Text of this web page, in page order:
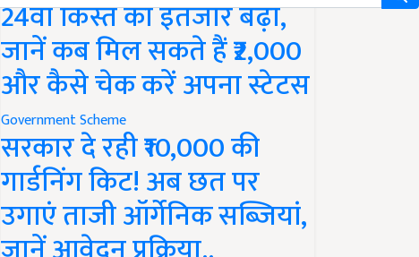
24वीं किस्त का इंतजार बढ़ा,
जानें कब मिल सकते हैं ₹2,000
और कैसे चेक करें अपना स्टेटस
Government Scheme
सरकार दे रही ₹10,000 की
गार्डनिंग किट! अब छत पर
उगाएं ताजी ऑर्गेनिक सब्जियां,